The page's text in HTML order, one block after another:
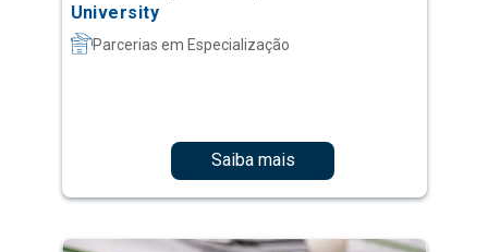
University
Parcerias em Especialização
Saiba mais